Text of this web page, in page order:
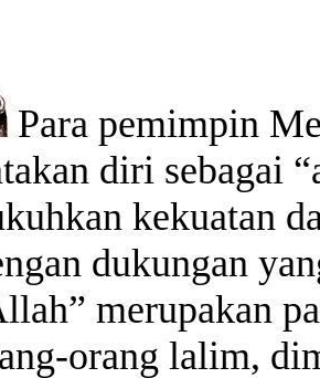
Para pemimpin
diri sebagai
kekuatan
dukungan
merupakan
orang lalim,